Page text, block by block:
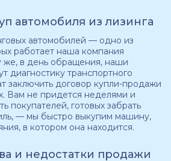
автомобиля из лизинга
автомобилей — одно из
работает наша компания
же, в день обращения, наши
диагностику транспортного
заключить договор купли-продажи
Вам не придется неделями и
покупателей, готовых забрать
— мы быстро выкупим машину,
в котором она находится.
и недостатки продажи